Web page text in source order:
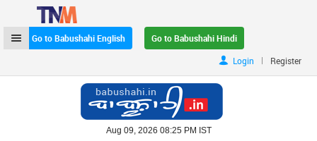
Go to Babushahi English
Go to Babushahi Hindi
Login
| Register
Aug 09, 2026 08:25 PM IST